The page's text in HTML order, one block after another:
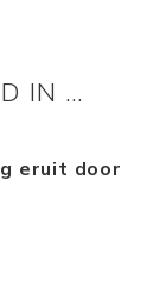
IN …
eruit door